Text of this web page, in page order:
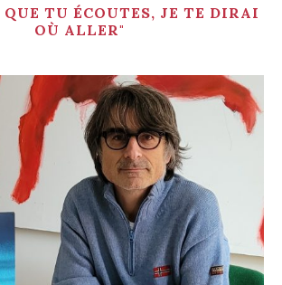
TU ÉCOUTES, JE TE DIRAI
OÙ ALLER"